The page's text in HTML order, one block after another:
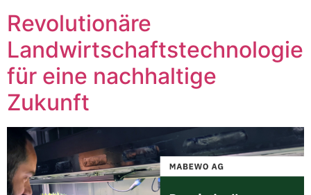
Revolutionäre
Landwirtschaftstechnologie
für eine nachhaltige
Zukunft